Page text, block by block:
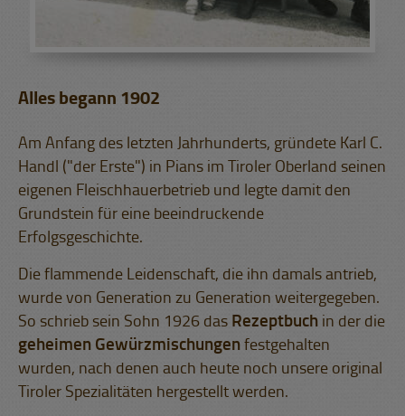
Alles begann 1902
Am Anfang des letzten Jahrhunderts, gründete Karl C.
Handl ("der Erste") in Pians im Tiroler Oberland seinen
eigenen Fleischhauerbetrieb und legte damit den
Grundstein für eine beeindruckende
Erfolgsgeschichte.
Die flammende Leidenschaft, die ihn damals antrieb,
wurde von Generation zu Generation weitergegeben.
So schrieb sein Sohn 1926 das Rezeptbuch in der die
geheimen Gewürzmischungen festgehalten
wurden, nach denen auch heute noch unsere original
Tiroler Spezialitäten hergestellt werden.